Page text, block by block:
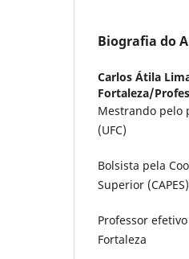
Biografia do
Carlos Átila
Fortaleza/
Mestrando pelo
(UFC)
Bolsista pela
Superior (CAPES)
Professor
Fortaleza